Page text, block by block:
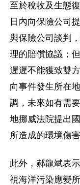
至於稅收及生態
日內向保險公司
與保險公司談判
理的賠償協議；
遲遲不能獲致雙
向事件發生所在
調，未來如有需
地挪威法院提出
所造成的環境傷害
此外，郝龍斌表
視海洋污染應變